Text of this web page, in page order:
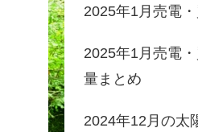
2025年1月売電
2025年1月売電
量まとめ
2024年12月の太